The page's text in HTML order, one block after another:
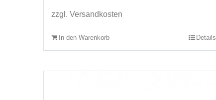
zzgl. Versandkosten
In den Warenkorb Details